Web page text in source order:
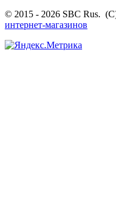
© 2015 - 2026 SBC Rus.
интернет-магазинов